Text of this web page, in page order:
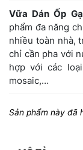
Vữa Dán Ốp
phẩm đa năng
nhiều toàn nhà,
chỉ cần pha với
hợp với các
mosaic,…
Sản phẩm này đã